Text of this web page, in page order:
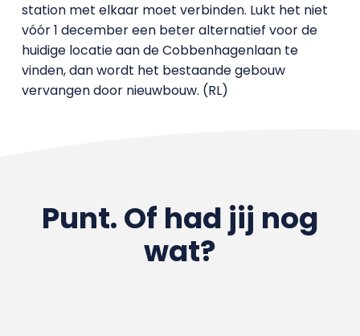
station met elkaar moet verbinden. Lukt het niet
vóór 1 december een beter alternatief voor de
huidige locatie aan de Cobbenhagenlaan te
vinden, dan wordt het bestaande gebouw
vervangen door nieuwbouw. (RL)
Punt. Of had jij nog
wat?